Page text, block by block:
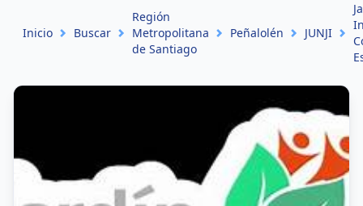
Inicio Buscar
Región
Metropolitana
de Santiago
Peñalolén JUNJI